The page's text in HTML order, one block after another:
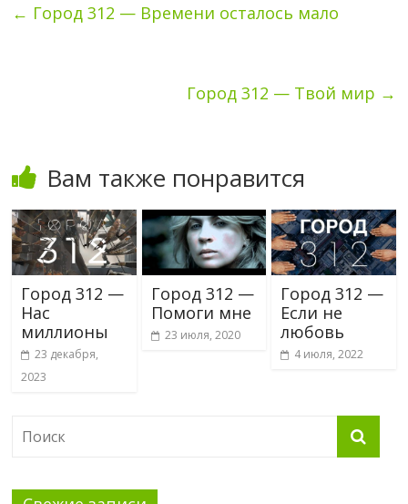
← Город 312 — Времени осталось мало
Город 312 — Твой мир →
Вам также понравится
Город 312 —
Нас
миллионы
23 декабря,
2023
Город 312 —
Помоги мне
23 июля, 2020
Город 312 —
Если не
любовь
4 июля, 2022